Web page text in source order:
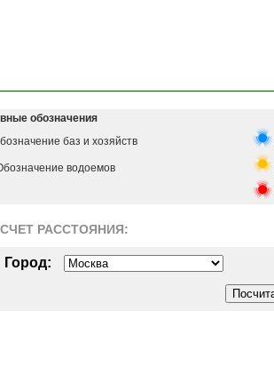
обозначения
баз и хозяйств
водоемов
РАСCТОЯНИЯ:
Город: